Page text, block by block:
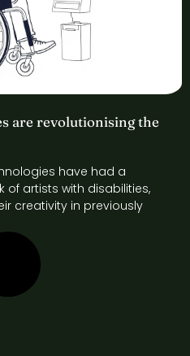
are revolutionising the
have had a
artists with disabilities,
creativity in previously